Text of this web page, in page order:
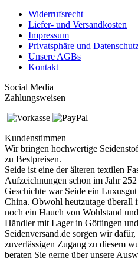
Widerrufsrecht
Liefer- und Versandkosten
Impressum
Privatsphäre und
Unsere AGBs
Kontakt
Social Media
Zahlungsweisen
Kundenstimmen
Wir bringen hochwertige
zu Bestpreisen.
Seide ist eine der älteren textilen
Aufzeichnungen schon im Jahr
Geschichte war Seide ein
China. Obwohl heutzutage überall
noch ein Hauch von Wohlstand
Händler mit Lager in Göttingen
Seidenversand.de sorgen wir
zuverlässigen Zugang zu diesem
beraten Sie gerne über unsere